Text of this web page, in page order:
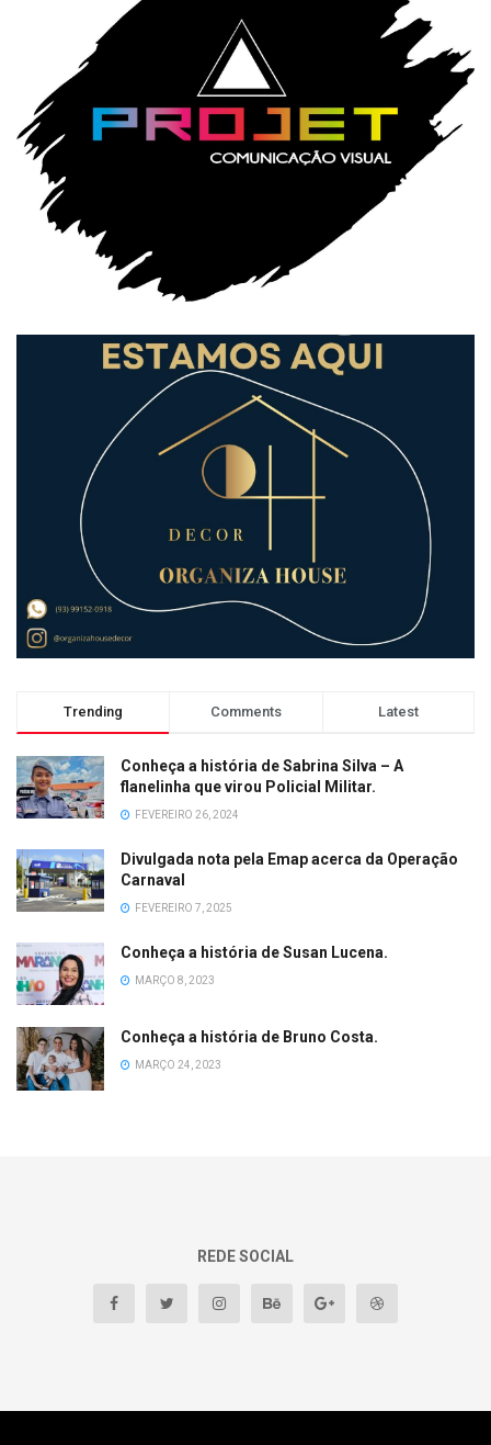
Trending Comments Latest
Conheça a história de Sabrina Silva – A
flanelinha que virou Policial Militar.
FEVEREIRO 26, 2024
Divulgada nota pela Emap acerca da Operação
Carnaval
FEVEREIRO 7, 2025
Conheça a história de Susan Lucena.
MARÇO 8, 2023
Conheça a história de Bruno Costa.
MARÇO 24, 2023
REDE SOCIAL